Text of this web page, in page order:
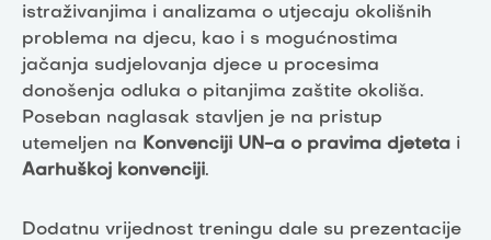
istraživanjima i analizama o utjecaju okolišnih
problema na djecu, kao i s mogućnostima
jačanja sudjelovanja djece u procesima
donošenja odluka o pitanjima zaštite okoliša.
Poseban naglasak stavljen je na pristup
utemeljen na Konvenciji UN-a o pravima djeteta i
Aarhuškoj konvenciji.
Dodatnu vrijednost treningu dale su prezentacije